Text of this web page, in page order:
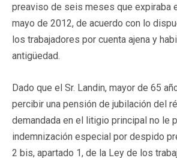
preaviso de seis meses que expiraba
mayo de 2012, de acuerdo con lo
los trabajadores por cuenta ajena y
antigüedad.
Dado que el Sr. Landin, mayor de 65
percibir una pensión de jubilación del
demandada en el litigio principal no le
indemnización especial por despido
2 bis, apartado 1, de la Ley de los